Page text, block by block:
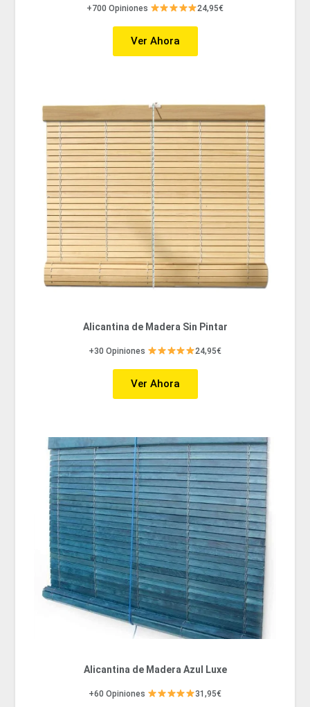
+700 Opiniones 24,95€
Ver Ahora
Alicantina de Madera Sin Pintar
+30 Opiniones 24,95€
Ver Ahora
Alicantina de Madera Azul Luxe
+60 Opiniones 31,95€